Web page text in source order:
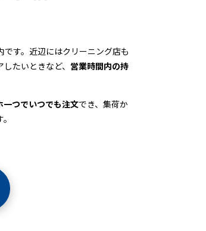
す。近辺にはクリーニング店も
たいときなど、 営業時間内の持
一つでいつでも注文でき、集荷か